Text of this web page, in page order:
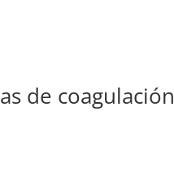
de coagulación